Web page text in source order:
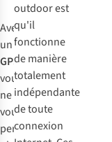
Avec
un
GPS,
vous
ne
vous
perdrez
outdoor est
qu'il
fonctionne
de manière
totalement
indépendante
de toute
connexion